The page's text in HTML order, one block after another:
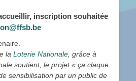
inscription souhaitée
la Loterie Nationale , grâce à
soutient, le projet « ça claque
sensibilisation par un public de